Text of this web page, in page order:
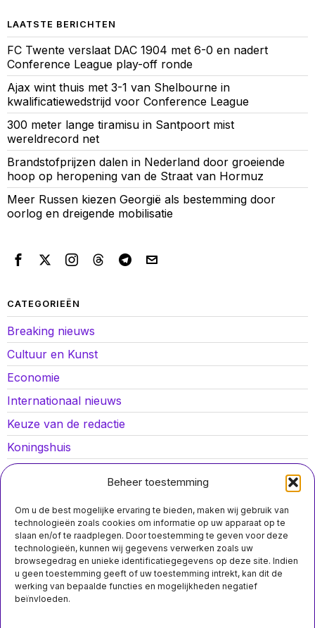
Beheer toestemming
Om u de best mogelijke ervaring te bieden, maken wij gebruik van
technologieën zoals cookies om informatie op uw apparaat op te
slaan en/of te raadplegen. Door toestemming te geven voor deze
technologieën, kunnen wij gegevens verwerken zoals uw
browsegedrag en unieke identificatiegegevens op deze site. Indien
u geen toestemming geeft of uw toestemming intrekt, kan dit de
werking van bepaalde functies en mogelijkheden negatief
beïnvloeden.
LAATSTE BERICHTEN
FC Twente verslaat DAC 1904 met 6-0 en nadert
Conference League play-off ronde
Ajax wint thuis met 3-1 van Shelbourne in
kwalificatiewedstrijd voor Conference League
300 meter lange tiramisu in Santpoort mist
wereldrecord net
Brandstofprijzen dalen in Nederland door groeiende
hoop op heropening van de Straat van Hormuz
Meer Russen kiezen Georgië als bestemming door
oorlog en dreigende mobilisatie
CATEGORIEËN
Breaking nieuws
Cultuur en Kunst
Economie
Internationaal nieuws
Keuze van de redactie
Koningshuis
Lokaal nieuws
Opinies
Politiek
Sport